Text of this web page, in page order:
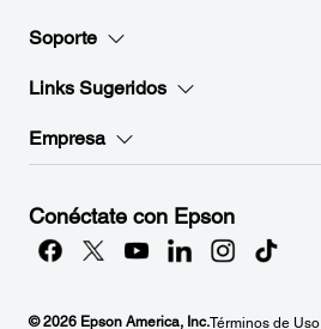
Soporte
Links Sugeridos
Empresa
Conéctate con Epson
© 2026 Epson America, Inc.Términos de Uso